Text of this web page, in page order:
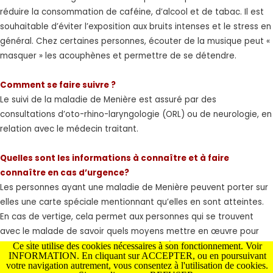
réduire la consommation de caféine, d’alcool et de tabac. Il est
souhaitable d’éviter l’exposition aux bruits intenses et le stress en
général. Chez certaines personnes, écouter de la musique peut «
masquer » les acouphènes et permettre de se détendre.
Comment se faire suivre ?
Le suivi de la maladie de Menière est assuré par des
consultations d’oto-rhino-laryngologie (ORL) ou de neurologie, en
relation avec le médecin traitant.
Quelles sont les informations à connaître et à faire
connaître en cas d’urgence?
Les personnes ayant une maladie de Menière peuvent porter sur
elles une carte spéciale mentionnant qu’elles en sont atteintes.
En cas de vertige, cela permet aux personnes qui se trouvent
avec le malade de savoir quels moyens mettre en œuvre pour
l’aider (numéros des personnes à joindre). Il est également
nécessaire de faire connaître au personnel soignant la nature et
Ce site utilise des cookies nécessaires à son fonctionnement. Voir
INFORMATION. En cliquant sur ACCEPTER, ou en poursuivant
votre navigation autrement, vous consentez à l'utilisation de cookies.